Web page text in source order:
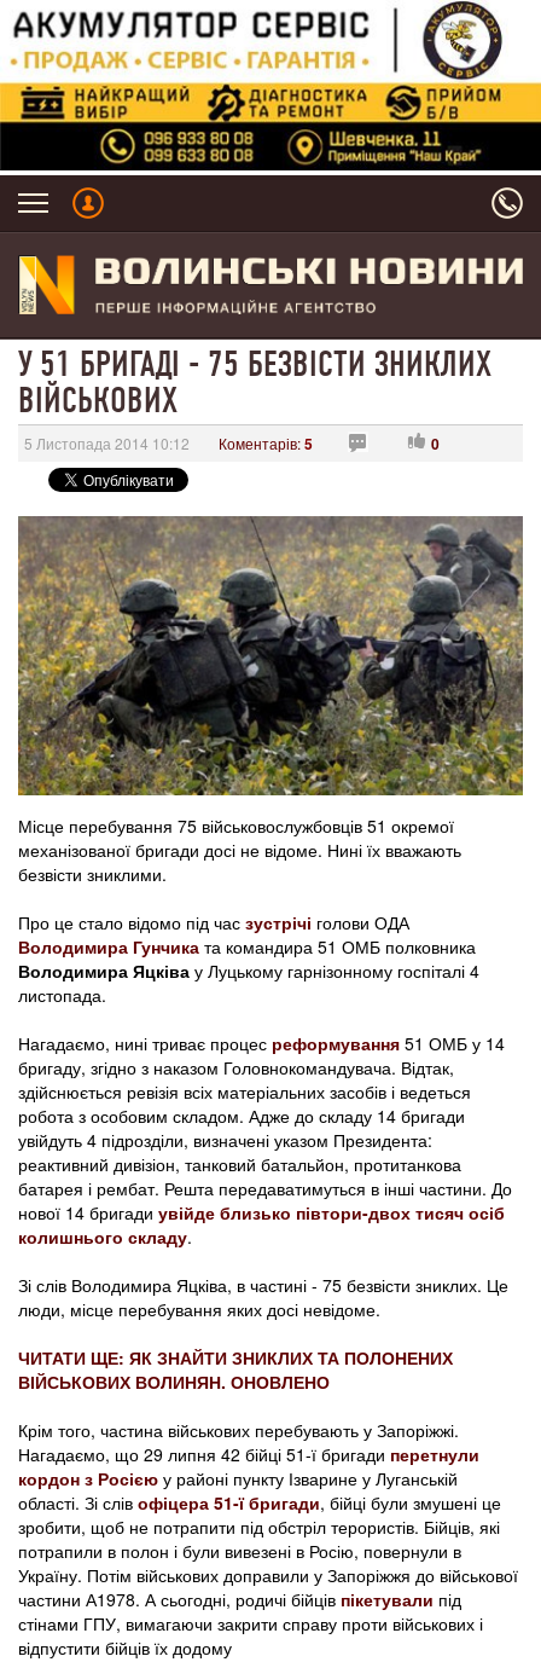
У 51 БРИГАДІ - 75 БЕЗВІСТИ ЗНИКЛИХ
ВІЙСЬКОВИХ
5 Листопада 2014 10:12 Коментарів:5 0
Місце перебування 75 військовослужбовців 51 окремої
механізованої бригади досі не відоме. Нині їх вважають
безвісти зниклими.
Про це стало відомо під час зустрічі голови ОДА
Володимира Гунчика та командира 51 ОМБ полковника
Володимира Яцківа у Луцькому гарнізонному госпіталі 4
листопада.
Нагадаємо, нині триває процес реформування 51 ОМБ у 14
бригаду, згідно з наказом Головнокомандувача. Відтак,
здійснюється ревізія всіх матеріальних засобів і ведеться
робота з особовим складом. Адже до складу 14 бригади
увійдуть 4 підрозділи, визначені указом Президента:
реактивний дивізіон, танковий батальйон, протитанкова
батарея і рембат. Решта передаватимуться в інші частини. До
нової 14 бригади увійде близько півтори-двох тисяч осіб
колишнього складу.
Зі слів Володимира Яцківа, в частині - 75 безвісти зниклих. Це
люди, місце перебування яких досі невідоме.
ЧИТАТИ ЩЕ: ЯК ЗНАЙТИ ЗНИКЛИХ ТА ПОЛОНЕНИХ
ВІЙСЬКОВИХ ВОЛИНЯН. ОНОВЛЕНО
Крім того, частина військових перебувають у Запоріжжі.
Нагадаємо, що 29 липня 42 бійці 51-ї бригади перетнули
кордон з Росією у районі пункту Ізварине у Луганській
області. Зі слів офіцера 51-ї бригади, бійці були змушені це
зробити, щоб не потрапити під обстріл терористів. Бійців, які
потрапили в полон і були вивезені в Росію, повернули в
Україну. Потім військових доправили у Запоріжжя до військової
частини А1978. А сьогодні, родичі бійців пікетували під
стінами ГПУ, вимагаючи закрити справу проти військових і
відпустити бійців їх додому